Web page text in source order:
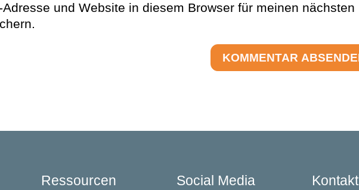
und Website in diesem Browser für meinen nächsten
Ressourcen Social Media Kontakt